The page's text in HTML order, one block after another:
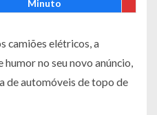
Minuto
camiões elétricos, a
no seu novo anúncio,
de automóveis de topo de